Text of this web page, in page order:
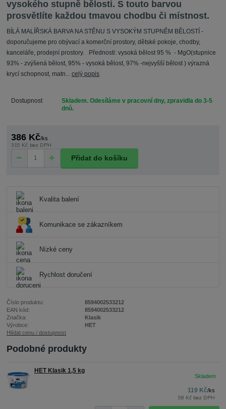
vysokého stupně bělosti. S touto barvou
prosvětlíte každou tmavou chodbu či místnost.
BÍLÁ MALÍŘSKÁ BARVA NA STĚNU S VYSOKÝM STUPNĚM BĚLOSTÍ -
doporučujeme pro obývací a komerční prostory, dětské pokoje, chodby,
kanceláře, prodejní prostory. Přednosti: vysoká bělost 95 % - MgO(stupnice
93% - zvýšená bělost, 95% - vysoká bělost, 97% -nejvyšší bělost ) výrazná
krycí schopnost, matn...celý popis
Dostupnost
Skladem. Odesíláme v pracovní dny, zpravidla do 3-5
dnů.
386 Kč/ks
319 Kč bez DPH
Přidat do košíku
Kvalita balení
Komunikace se zákazníkem
Nízké ceny
Rychlost doručení
Číslo produktu:
8594002533212
EAN kód:
8594002533212
Značka:
Klasik
Výrobce:
HET
Hlídat cenu / dostupnost
Podobné produkty
HET Klasik 1,5 kg
119 Kč/ks
98 Kč bez DPH